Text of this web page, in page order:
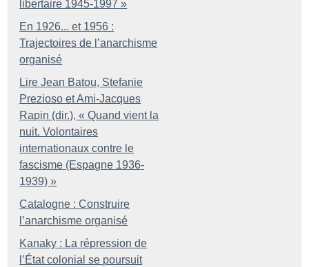
libertaire 1945-1997 »
En 1926... et 1956 :
Trajectoires de l’anarchisme
organisé
Lire Jean Batou, Stefanie
Prezioso et Ami-Jacques
Rapin (dir.), « Quand vient la
nuit. Volontaires
internationaux contre le
fascisme (Espagne 1936-
1939) »
Catalogne : Construire
l’anarchisme organisé
Kanaky : La répression de
l’État colonial se poursuit